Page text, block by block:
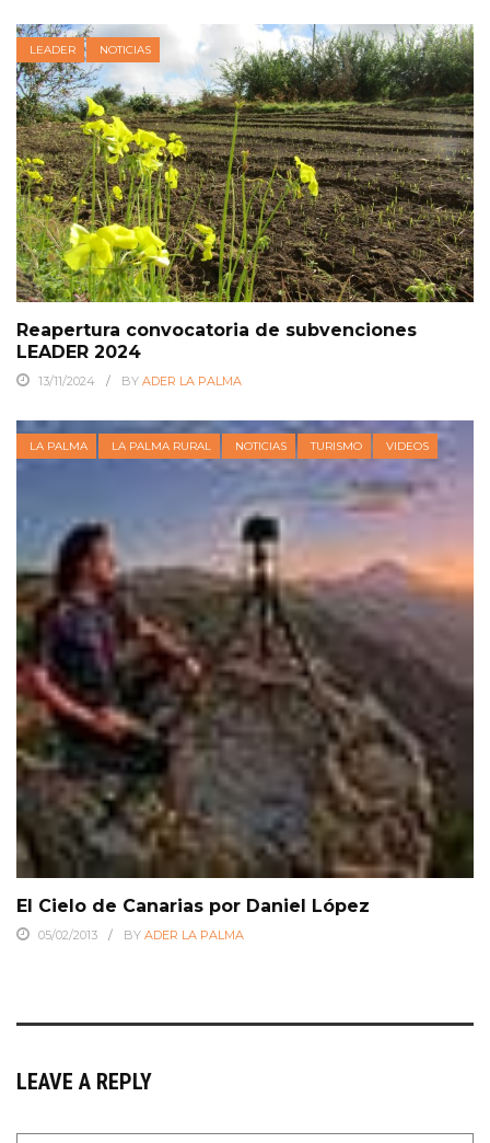
LEADER NOTICIAS
Reapertura convocatoria de subvenciones
LEADER 2024
13/11/2024 BY ADER LA PALMA
LA PALMA LA PALMA RURAL NOTICIAS TURISMO VIDEOS
El Cielo de Canarias por Daniel López
05/02/2013 BY ADER LA PALMA
LEAVE A REPLY